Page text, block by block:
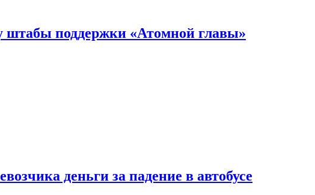
штабы поддержки «Атомной главы»
деньги за падение в автобусе